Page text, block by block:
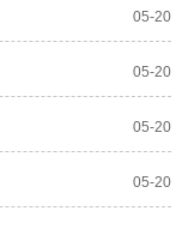
05-20
05-20
05-20
05-20